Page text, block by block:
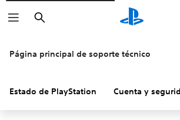
Buscar
Página principal de soporte técnico
Estado de PlayStation Cuenta y